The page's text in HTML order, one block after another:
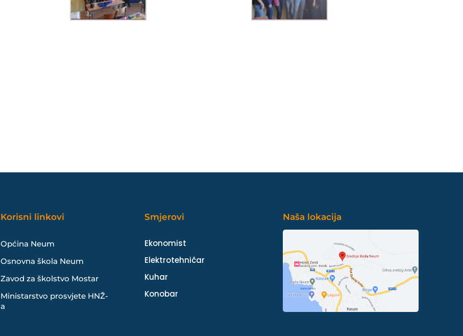
Korisni linkovi
Općina Neum
Osnovna škola Neum
Zavod za školstvo Mostar
Ministarstvo prosvjete HNŽ-
a
Smjerovi
Ekonomist
Elektrotehničar
Kuhar
Konobar
Naša lokacija